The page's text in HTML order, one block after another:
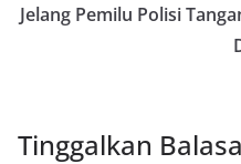
Jelang Pemilu Polisi
Tinggalkan